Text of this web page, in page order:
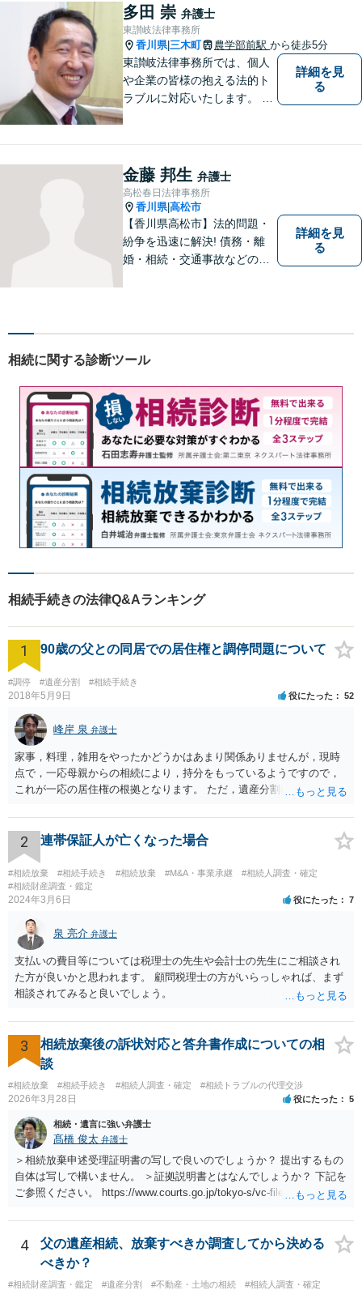
多田 崇 弁護士
東讃岐法律事務所
香川県| 三木町 農学部前駅 から徒歩5分
東讃岐法律事務所では、個人
や企業の皆様の抱える法的ト
ラブルに対応いたします。 高
詳細を見
る
金藤 邦生 弁護士
高松春日法律事務所
香川県|高松市
【香川県高松市】法的問題・
紛争を迅速に解決! 債務・離
婚・相続・交通事故などの問
詳細を見
る
相続に関する診断ツール
相続手続きの法律Q&Aランキング
1 90歳の父との同居での居住権と調停問題について
#調停 #遺産分割 #相続手続き
2018年5月9日 役にたった 52
峰岸 泉 弁護士
家事，料理，雑用をやったかどうかはあまり関係ありませんが，現時
点で，一応母親からの相続により，持分をもっているようですので，
これが一応の居住権の根拠となります。 ただ，遺産分割により，母の
2 連帯保証人が亡くなった場合
#相続放棄 #相続手続き #相続放棄 #M&A・事業承継
#相続人調査・確定
#相続財産調査・鑑定
2024年3月6日 役にたった 7
泉 亮介 弁護士
支払いの費目等については税理士の先生や会計士の先生にご相談され
た方が良いかと思われます。 顧問税理士の方がいらっしゃれば、まず
相談されてみると良いでしょう。
3
相続放棄後の訴状対応と答弁書作成についての相
談
#相続放棄 #相続手続き #相続人調査・確定 #相続トラブルの代理交渉
2026年3月28日 役にたった 5
相続・遺言に強い弁護士
髙橋 俊太 弁護士
＞相続放棄申述受理証明書の写しで良いのでしょうか？ 提出するもの
自体は写しで構いません。 ＞証拠説明書とはなんでしょうか？ 下記を
ご参照ください。 https://www.courts.go.jp/tokyo-s/vc-files/tokyo-s/file/
4
父の遺産相続、放棄すべきか調査してから決める
べきか？
#相続財産調査・鑑定 #遺産分割 #不動産・土地の相続
#相続人調査・確定